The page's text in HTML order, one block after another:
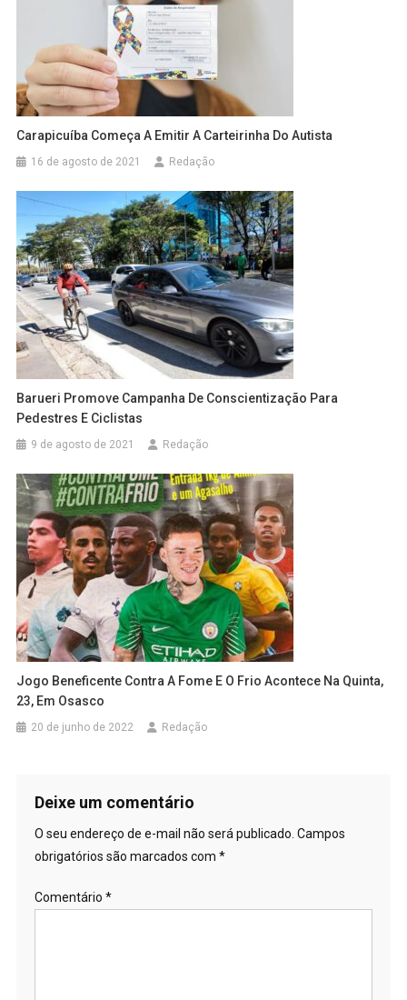
Carapicuíba Começa A Emitir A Carteirinha Do Autista
16 de agosto de 2021 Redação
Barueri Promove Campanha De Conscientização Para
Pedestres E Ciclistas
9 de agosto de 2021 Redação
Jogo Beneficente Contra A Fome E O Frio Acontece Na Quinta,
23, Em Osasco
20 de junho de 2022 Redação
Deixe um comentário
O seu endereço de e-mail não será publicado. Campos
obrigatórios são marcados com *
Comentário *